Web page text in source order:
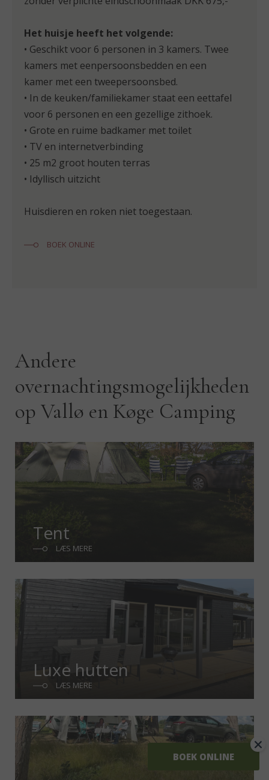
Vanaf DKK 1.325/day
zonder verplichte eindschoonmaak DKK 675,-
Het huisje heeft het volgende:
• Geschikt voor 6 personen in 3 kamers. Twee
kamers met eenpersoonsbedden en een
kamer met een tweepersoonsbed.
• In de keuken/familiekamer staat een eettafel
voor 6 personen en een gezellige zithoek.
• Grote en ruime badkamer met toilet
• 25 m2 groot houten terras
Andere
overnachtingsmogelijkheden
op Vallø en Køge Camping
Tent
Luxe hutten
LÆS MERE
BOEK ONLINE